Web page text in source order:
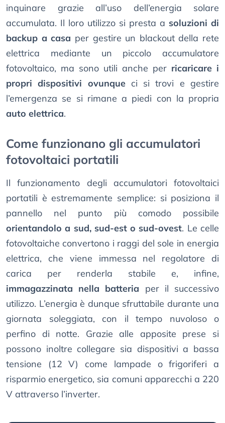
inquinare grazie all’uso dell’energia solare
accumulata. Il loro utilizzo si presta a soluzioni di
backup a casa per gestire un blackout della rete
elettrica mediante un piccolo accumulatore
fotovoltaico, ma sono utili anche per ricaricare i
propri dispositivi ovunqueci si trovi e gestire
l’emergenza se si rimane a piedi con la propria
auto elettrica.
Come funzionano gli accumulatori
fotovoltaici portatili
Il funzionamento degli accumulatori fotovoltaici
portatili è estremamente semplice: si posiziona il
pannello nel punto più comodo possibile
orientandolo a sud, sud-est o sud-ovest. Le celle
fotovoltaiche convertono i raggi del sole in energia
elettrica, che viene immessa nel regolatore di
carica per renderla stabile e, infine,
immagazzinata nella batteria per il successivo
utilizzo. L’energia è dunque sfruttabile durante una
giornata soleggiata, con il tempo nuvoloso o
perfino di notte. Grazie alle apposite prese si
possono inoltre collegare sia dispositivi a bassa
tensione (12 V) come lampade o frigoriferi a
risparmio energetico, sia comuni apparecchi a 220
V attraverso l’inverter.